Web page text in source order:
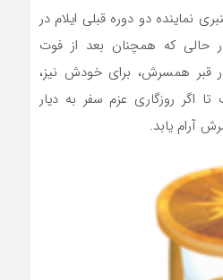
نماینده دو دوره قبلی ایلام در
حالی که همچنان بعد از فوت
قبر همسرش، برای خودش نیز،
اگر روزگاری عزم سفر به دیار
آرام یابد.